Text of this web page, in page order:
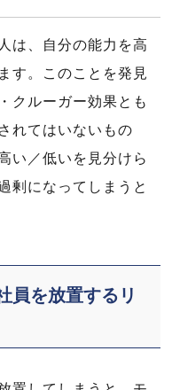
は、自分の能力を高
す。このことを発見
クルーガー効果とも
れてはいないもの
い／低いを見分けら
剰になってしまうと
員を放置するリ